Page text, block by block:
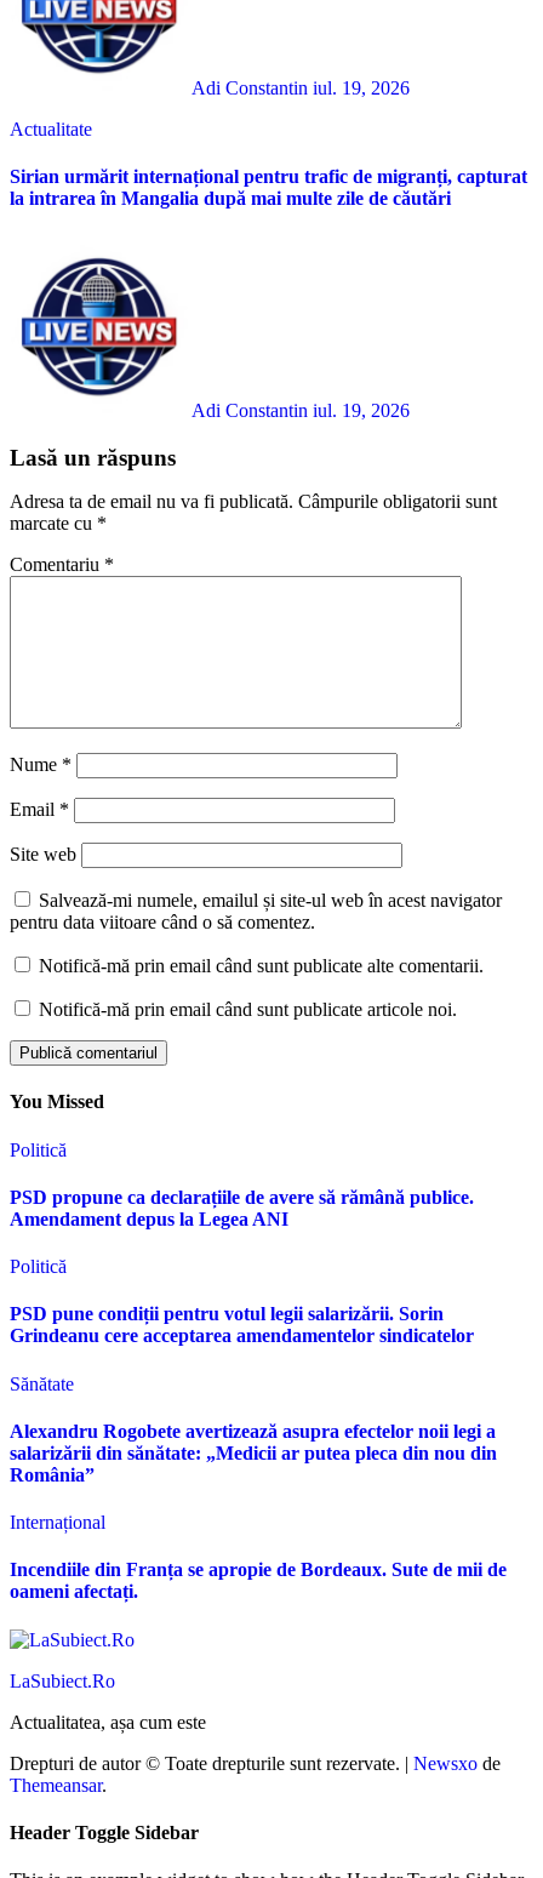
Adi Constantin iul. 19, 2026
Actualitate
Sirian urmărit internațional pentru trafic de migranți, capturat
la intrarea în Mangalia după mai multe zile de căutări
Adi Constantin iul. 19, 2026
Lasă un răspuns
Adresa ta de email nu va fi publicată. Câmpurile obligatorii sunt
marcate cu *
Comentariu *
Nume *
Email *
Site web
Salvează-mi numele, emailul și site-ul web în acest navigator
pentru data viitoare când o să comentez.
Notifică-mă prin email când sunt publicate alte comentarii.
Notifică-mă prin email când sunt publicate articole noi.
You Missed
Politică
PSD propune ca declarațiile de avere să rămână publice.
Amendament depus la Legea ANI
Politică
PSD pune condiții pentru votul legii salarizării. Sorin
Grindeanu cere acceptarea amendamentelor sindicatelor
Sănătate
Alexandru Rogobete avertizează asupra efectelor noii legi a
salarizării din sănătate: „Medicii ar putea pleca din nou din
România”
Internațional
Incendiile din Franța se apropie de Bordeaux. Sute de mii de
oameni afectați.
LaSubiect.Ro
Actualitatea, așa cum este
Drepturi de autor © Toate drepturile sunt rezervate. | Newsxo de
Themeansar.
Header Toggle Sidebar